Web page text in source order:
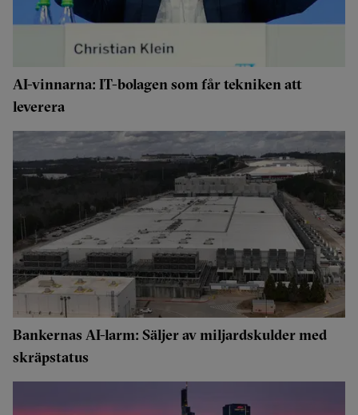
AI-vinnarna: IT-bolagen som får tekniken att
leverera
Bankernas AI-larm: Säljer av miljardskulder med
skräpstatus